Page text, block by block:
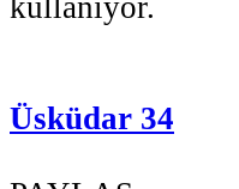
Üsküdar 34